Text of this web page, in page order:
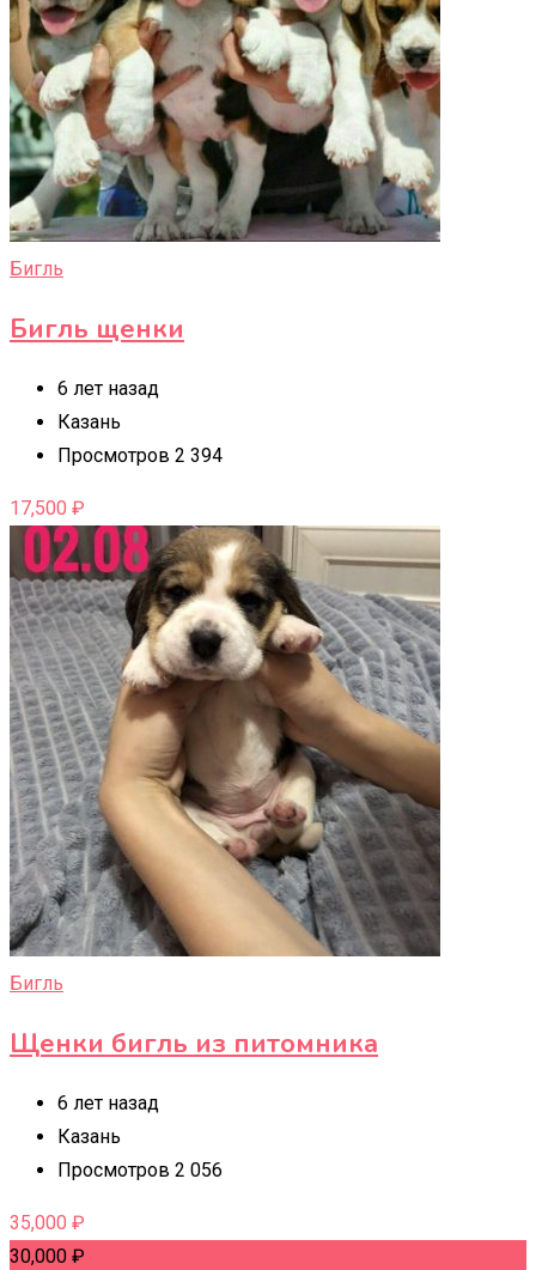
Бигль
Бигль щенки
6 лет назад
Казань
Просмотров 2 394
17,500 ₽
Бигль
Щенки бигль из питомника
6 лет назад
Казань
Просмотров 2 056
35,000 ₽
30,000 ₽